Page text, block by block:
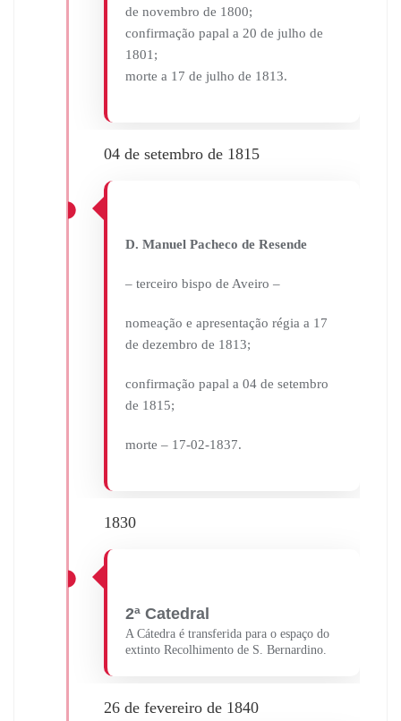
de novembro de 1800;
confirmação papal a 20 de julho de
1801;
morte a 17 de julho de 1813.
04 de setembro de 1815
D. Manuel Pacheco de Resende
– terceiro bispo de Aveiro –
nomeação e apresentação régia a 17
de dezembro de 1813;
confirmação papal a 04 de setembro
de 1815;
morte – 17-02-1837.
1830
2ª Catedral
A Cátedra é transferida para o espaço do
extinto Recolhimento de S. Bernardino.
26 de fevereiro de 1840